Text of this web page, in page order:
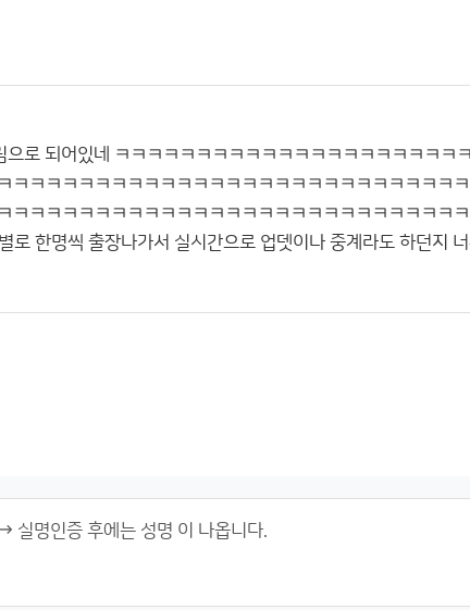
로 되어있네 ㅋㅋㅋㅋㅋㅋㅋㅋㅋㅋㅋㅋㅋㅋㅋㅋㅋㅋㅋㅋㅋ
ㅋㅋㅋㅋㅋㅋㅋㅋㅋㅋㅋㅋㅋㅋㅋㅋㅋㅋㅋㅋㅋㅋㅋㅋㅋㅋㅋ
ㅋㅋㅋㅋㅋㅋㅋㅋㅋㅋㅋㅋㅋㅋㅋㅋㅋㅋㅋㅋㅋㅋㅋㅋㅋㅋㅋ
로 한명씩 출장나가서 실시간으로 업뎃이나 중계라도 하던지